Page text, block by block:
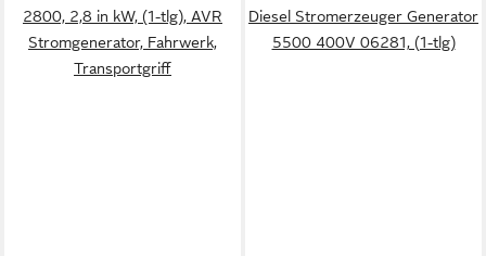
2800, 2,8 in kW, (1-tlg), AVR
Stromgenerator, Fahrwerk,
Transportgriff
Diesel Stromerzeuger Generator
5500 400V 06281, (1-tlg)